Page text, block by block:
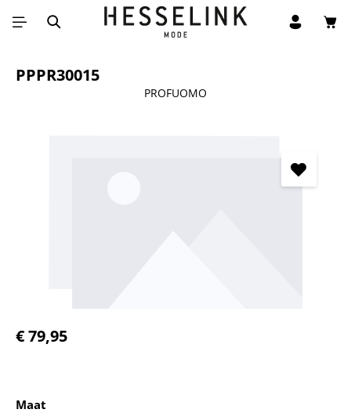
Ga naar de hoofdinhoud
PPPR30015
PROFUOMO
Normale prijs:
€ 79,95
Selecteer
Maat